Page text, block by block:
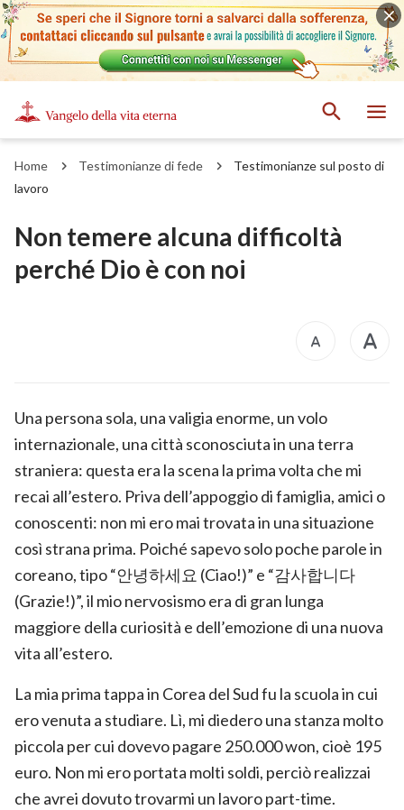
Home Testimonianze di fede
Testimonianze sul posto di
lavoro
Non temere alcuna difficoltà
perché Dio è con noi
Una persona sola, una valigia enorme, un volo
internazionale, una città sconosciuta in una terra
straniera: questa era la scena la prima volta che mi
recai all’estero. Priva dell’appoggio di famiglia, amici o
conoscenti: non mi ero mai trovata in una situazione
così strana prima. Poiché sapevo solo poche parole in
coreano, tipo “안녕하세요 (Ciao!)” e “감사합니다
(Grazie!)”, il mio nervosismo era di gran lunga
maggiore della curiosità e dell’emozione di una nuova
vita all’estero.
La mia prima tappa in Corea del Sud fu la scuola in cui
ero venuta a studiare. Lì, mi diedero una stanza molto
piccola per cui dovevo pagare 250.000 won, cioè 195
euro. Non mi ero portata molti soldi, perciò realizzai
che avrei dovuto trovarmi un lavoro part-time.